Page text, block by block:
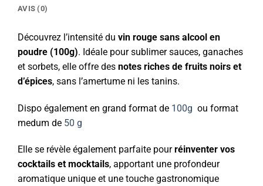
AVIS (0)
Découvrez l’intensité du vin rouge sans alcool en
poudre (100g). Idéale pour sublimer sauces, ganaches
et sorbets, elle offre des notes riches de fruits noirs et
d’épices, sans l’amertume ni les tanins.
Dispo également en grand format de 100g ou format
medum de 50 g
Elle se révèle également parfaite pourréinventer vos
cocktails et mocktails, apportant une profondeur
aromatique unique et une touche gastronomique